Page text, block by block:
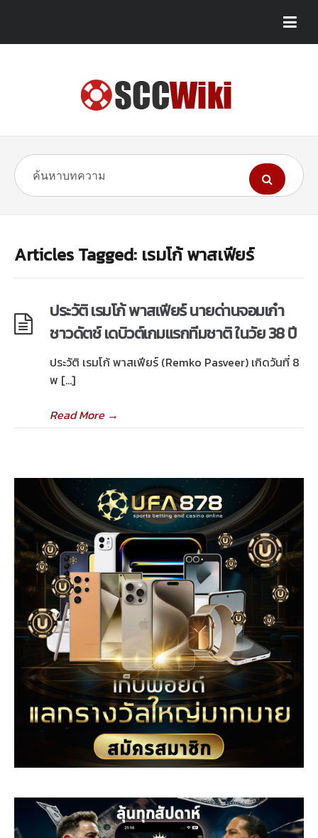
Articles Tagged: เรมโก้ พาสเฟียร์
ประวัติ เรมโก้ พาสเฟียร์ นายด่านจอมเก๋า
ชาวดัตช์ เดบิวต์เกมแรกทีมชาติ ในวัย 38 ปี
ประวัติ เรมโก้ พาสเฟียร์ (Remko Pasveer) เกิดวันที่ 8
พ […]
Read More→